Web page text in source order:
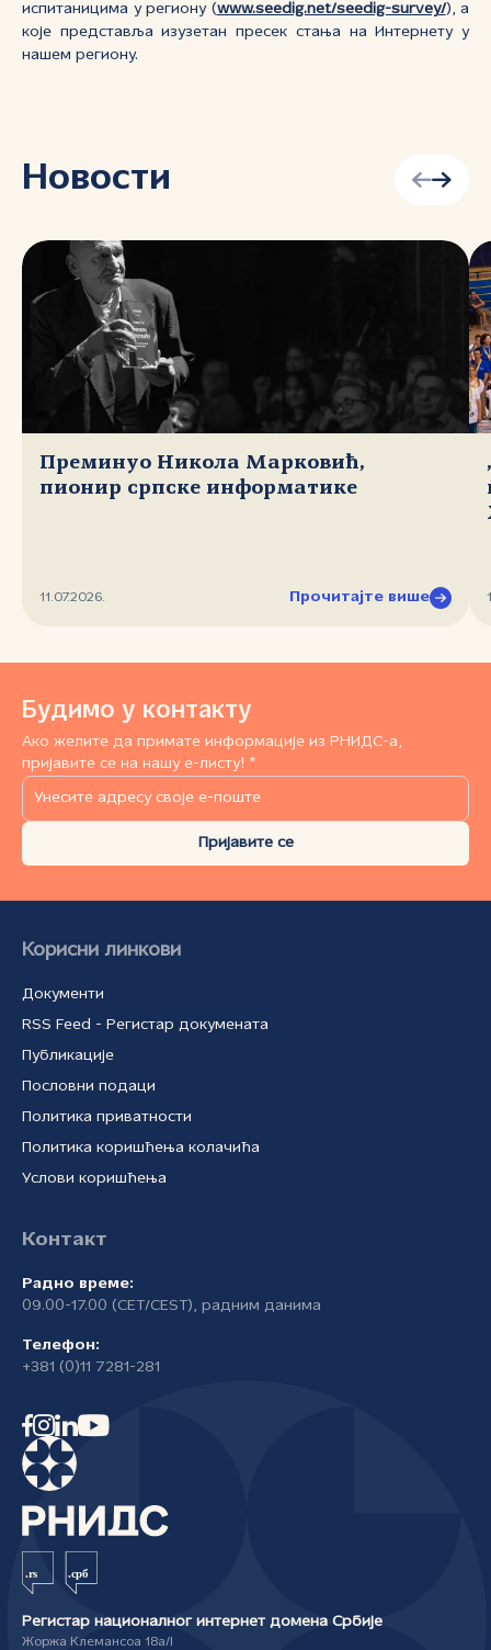
испитаницима у региону (www.seedig.net/seedig-survey/), а
које представља изузетан пресек стања на Интернету у
нашем региону.
Новости
Преминуо Никола Марковић,
пионир српске информатике
11.07.2026. Прочитајте више
Будимо у контакту
Ако желите да примате информације из РНИДС-а,
пријавите се на нашу е-листу! *
Пријавите се
Корисни линкови
Документи
RSS Feed - Регистар докумената
Публикације
Пословни подаци
Политика приватности
Политика коришћења колачића
Услови коришћења
Контакт
Радно време:
09.00-17.00 (CET/CEST), радним данима
Телефон:
+381 (0)11 7281-281
Регистар националног интернет домена Србије
Жоржа Клемансоа 18а/I